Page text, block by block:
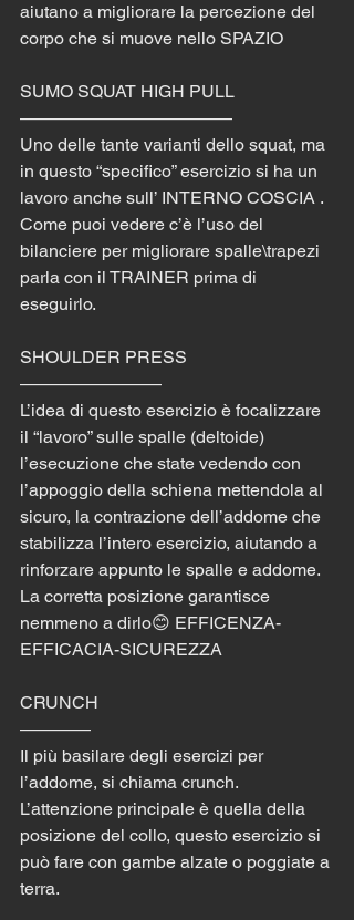
aiutano a migliorare la percezione del
corpo che si muove nello SPAZIO
SUMO SQUAT HIGH PULL
————————————
Uno delle tante varianti dello squat, ma
in questo “specifico” esercizio si ha un
lavoro anche sull’ INTERNO COSCIA .
Come puoi vedere c’è l’uso del
bilanciere per migliorare spalle\trapezi
parla con il TRAINER prima di
eseguirlo.
SHOULDER PRESS
————————
L’idea di questo esercizio è focalizzare
il “lavoro” sulle spalle (deltoide)
l’esecuzione che state vedendo con
l’appoggio della schiena mettendola al
sicuro, la contrazione dell’addome che
stabilizza l’intero esercizio, aiutando a
rinforzare appunto le spalle e addome.
La corretta posizione garantisce
nemmeno a dirlo😊 EFFICENZA-
EFFICACIA-SICUREZZA
CRUNCH
————
Il più basilare degli esercizi per
l’addome, si chiama crunch.
L’attenzione principale è quella della
posizione del collo, questo esercizio si
può fare con gambe alzate o poggiate a
terra.